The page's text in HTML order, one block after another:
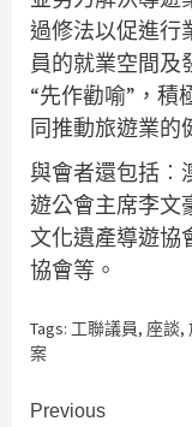
過修法以促進行
員的就業空間及
“先作勸喻”，積
同推動旅遊業的
與會者還包括︰
遊公會主席李文
文化遺產導遊協
協會等。
Tags: 工聯議員, 座談,
案
Continue
Previous